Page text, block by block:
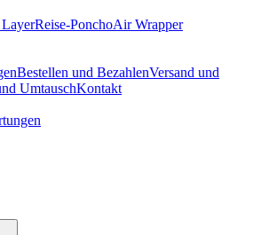
Reise-PonchoAir Wrapper
Bestellen und BezahlenVersand und
UmtauschKontakt